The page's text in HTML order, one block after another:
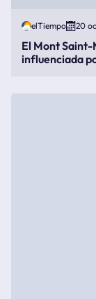
elTiempo 20
El Mont
influenciada